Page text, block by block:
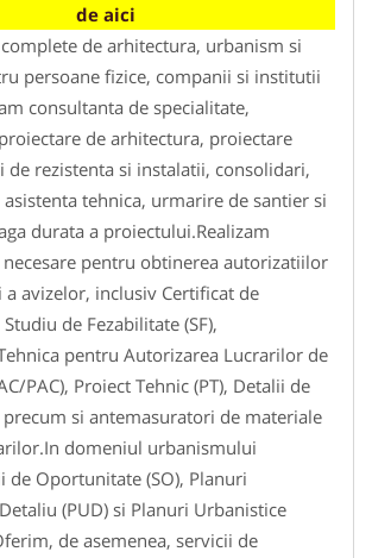
de aici
de arhitectura, urbanism si
persoane fizice, companii si institutii
consultanta de specialitate,
de arhitectura, proiectare
de rezistenta si instalatii, consolidari,
tehnica, urmarire de santier si
durata a proiectului.Realizam
pentru obtinerea autorizatiilor
a avizelor, inclusiv Certificat de
de Fezabilitate (SF),
pentru Autorizarea Lucrarilor de
PAC), Proiect Tehnic (PT), Detalii de
precum si antemasuratori de materiale
domeniul urbanismului
de Oportunitate (SO), Planuri
(PUD) si Planuri Urbanistice
de asemenea, servicii de